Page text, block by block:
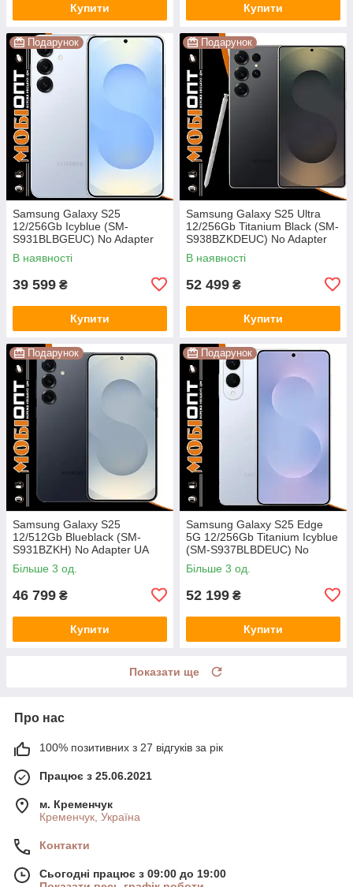
Купити Купити
Подарунок
Samsung Galaxy S25
12/256Gb Icyblue (SM-
S931BLBGEUC) No Adapter
UA UCRF
В наявності
39 599 ₴
Купити
Подарунок
Samsung Galaxy S25 Ultra
12/256Gb Titanium Black (SM-
S938BZKDEUC) No Adapter
UA UCRF
В наявності
52 499 ₴
Купити
Подарунок
Samsung Galaxy S25
12/512Gb Blueblack (SM-
S931BZKH) No Adapter UA
UCRF
Більше 3 од.
46 799 ₴
Купити
Подарунок
Samsung Galaxy S25 Edge
5G 12/256Gb Titanium Icyblue
(SM-S937BLBDEUC) No
Adapter UA UCRF
Більше 3 од.
52 199 ₴
Купити
Показати ще
Про нас
100% позитивних з 27 відгуків за рік
Працює з 25.06.2021
м. Кременчук
Кременчук, Україна
Контакти
Сьогодні працює з 09:00 до 19:00